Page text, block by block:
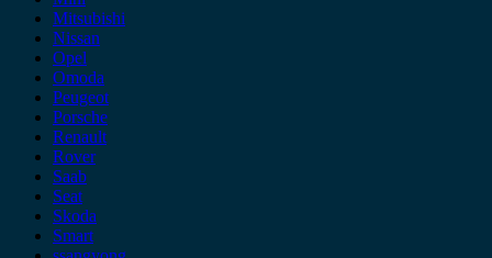
Mitsubishi
Nissan
Opel
Omoda
Peugeot
Porsche
Renault
Rover
Saab
Seat
Skoda
Smart